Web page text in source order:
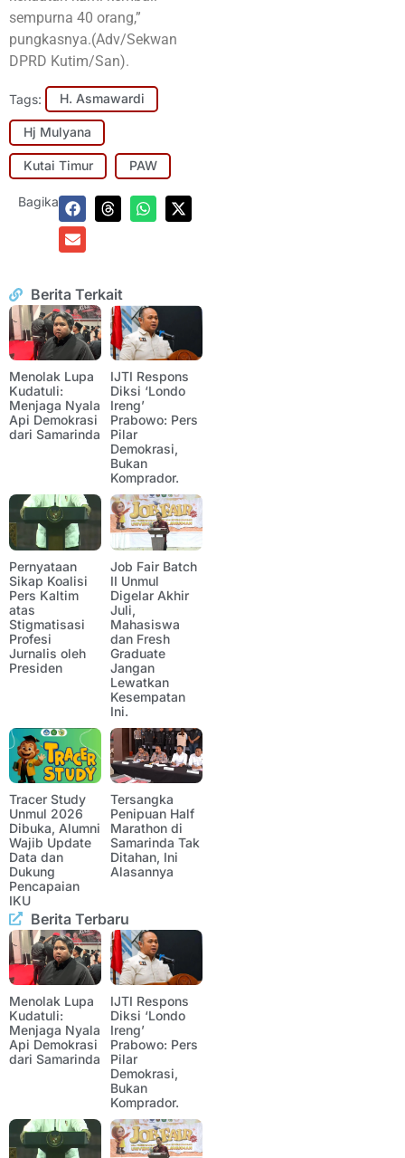
sempurna 40 orang,”
pungkasnya.(Adv/Sekwan
DPRD Kutim/San).
Tags: H. Asmawardi
Hj Mulyana
Kutai Timur PAW
Bagikan:
Berita Terkait
Menolak Lupa
Kudatuli:
Menjaga Nyala
Api Demokrasi
dari Samarinda
IJTI Respons
Diksi ‘Londo
Ireng’
Prabowo: Pers
Pilar
Demokrasi,
Bukan
Komprador.
Pernyataan
Sikap Koalisi
Pers Kaltim
atas
Stigmatisasi
Profesi
Jurnalis oleh
Presiden
Job Fair Batch
II Unmul
Digelar Akhir
Juli,
Mahasiswa
dan Fresh
Graduate
Jangan
Lewatkan
Kesempatan
Ini.
Tracer Study
Unmul 2026
Dibuka, Alumni
Wajib Update
Data dan
Dukung
Pencapaian
IKU
Tersangka
Penipuan Half
Marathon di
Samarinda Tak
Ditahan, Ini
Alasannya
Berita Terbaru
Menolak Lupa
Kudatuli:
Menjaga Nyala
Api Demokrasi
dari Samarinda
IJTI Respons
Diksi ‘Londo
Ireng’
Prabowo: Pers
Pilar
Demokrasi,
Bukan
Komprador.